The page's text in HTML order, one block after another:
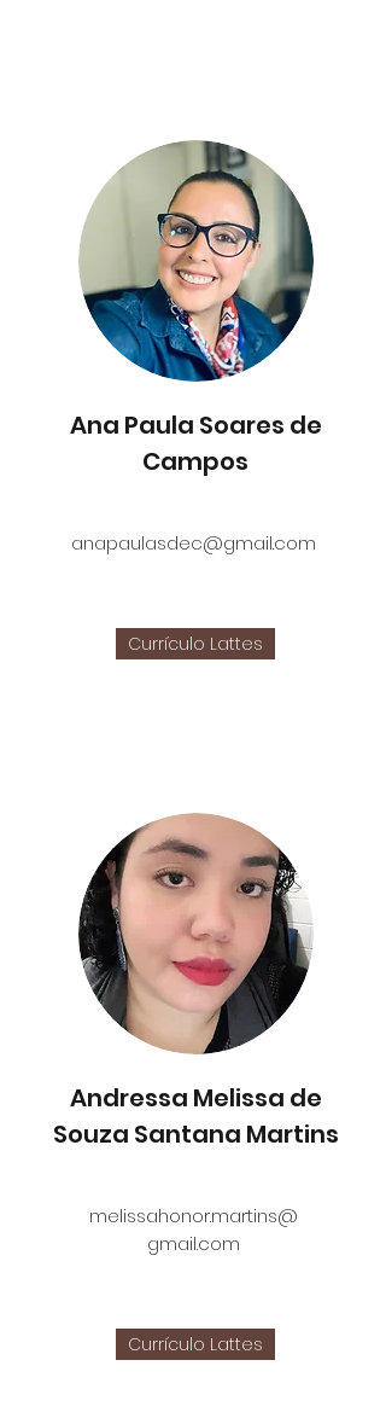
Ana Paula Soares de
Campos
anapaulasdec@gmail.com
Currículo Lattes
Andressa Melissa de
Souza Santana Martins
melissahonor.martins@
gmail.com
Currículo Lattes